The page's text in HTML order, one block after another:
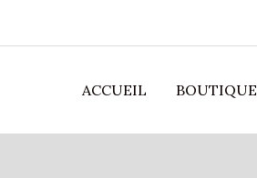
ACCUEIL BOUTIQUE